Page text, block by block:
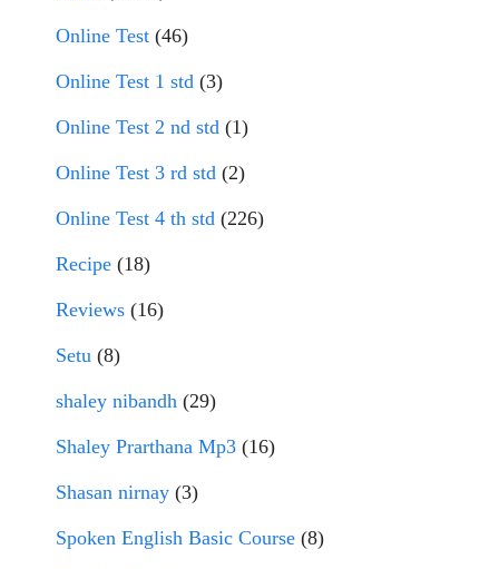
Online Test (46)
Online Test 1 std (3)
Online Test 2 nd std (1)
Online Test 3 rd std (2)
Online Test 4 th std (226)
Recipe (18)
Reviews (16)
Setu (8)
shaley nibandh (29)
Shaley Prarthana Mp3 (16)
Shasan nirnay (3)
Spoken English Basic Course (8)